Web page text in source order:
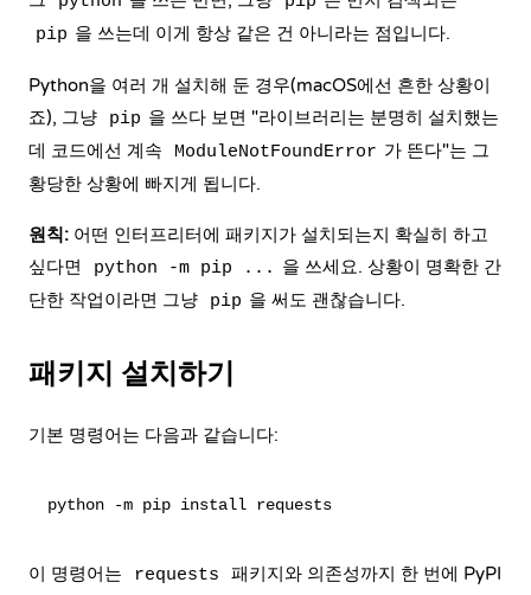
pip 을 쓰는데 이게 항상 같은 건 아니라는 점입니다.
Python을 여러 개 설치해 둔 경우(macOS에선 흔한 상황이
죠), 그냥
pip 을 쓰다 보면 "라이브러리는 분명히 설치했는
데 코드에선 계속
ModuleNotFoundError 가 뜬다"는 그
황당한 상황에 빠지게 됩니다.
원칙: 어떤 인터프리터에 패키지가 설치되는지 확실히 하고
싶다면
python -m pip ... 을 쓰세요. 상황이 명확한 간
단한 작업이라면 그냥
pip 을 써도 괜찮습니다.
패키지 설치하기
기본 명령어는 다음과 같습니다:
이 명령어는 requests
패키지와 의존성까지 한 번에 PyPI